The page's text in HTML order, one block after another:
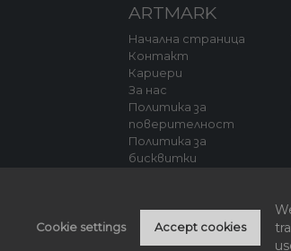
ARTMARK
Начална страница
Контакт
Кариери
За нас
Политика за
поверителност
Политика за
бисквитки
Cookie settings Accept cookies